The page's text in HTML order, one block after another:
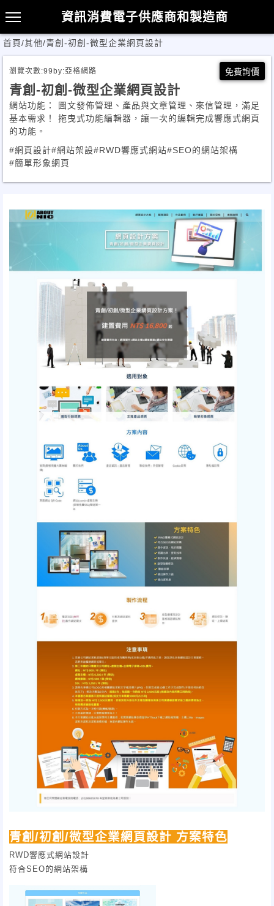
資訊消費電子供應商和製造商
首頁/其他/青創-初創-微型企業網頁設計
瀏覽次數:99 by:亞格網路 免費詢價
青創-初創-微型企業網頁設計
網站功能： 圖文發佈管理、產品與文章管理、來信管理，滿足
基本需求！ 拖曳式功能編輯器，讓一次的編輯完成響應式網頁
的功能。
#網頁設計#網站架設#RWD響應式網站#SEO的網站架構
#簡單形象網頁
青創/初創/微型企業網頁設計 方案特色
RWD響應式網站設計
符合SEO的網站架構
低跳出率、更有效率